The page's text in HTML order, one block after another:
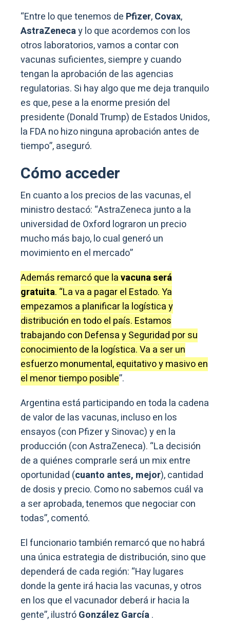
“Entre lo que tenemos de Pfizer,Covax,
AstraZenecay lo que acordemos con los
otros laboratorios, vamos a contar con
vacunas suficientes, siempre y cuando
tengan la aprobación de las agencias
regulatorias. Si hay algo que me deja tranquilo
es que, pese a la enorme presión del
presidente (Donald Trump) de Estados Unidos,
la FDA no hizo ninguna aprobación antes de
tiempo”, aseguró.
Cómo acceder
En cuanto a los precios de las vacunas, el
ministro destacó: “AstraZeneca junto a la
universidad de Oxford lograron un precio
mucho más bajo, lo cual generó un
movimiento en el mercado”
Además remarcó que lavacuna será
gratuita. “La va a pagar el Estado. Ya
empezamos a planificar la logística y
distribución en todo el país. Estamos
trabajando con Defensa y Seguridad por su
conocimiento de la logística. Va a ser un
esfuerzo monumental, equitativo y masivo en
el menor tiempo posible”.
Argentina está participando en toda la cadena
de valor de las vacunas, incluso en los
ensayos (con Pfizer y Sinovac) y en la
producción (con AstraZeneca). “La decisión
de a quiénes comprarle será un mix entre
oportunidad (cuanto antes, mejor), cantidad
de dosis y precio. Como no sabemos cuál va
a ser aprobada, tenemos que negociar con
todas”, comentó.
El funcionario también remarcó que no habrá
una única estrategia de distribución, sino que
dependerá de cada región: “Hay lugares
donde la gente irá hacia las vacunas, y otros
en los que el vacunador deberá ir hacia la
gente”, ilustróGonzález García.